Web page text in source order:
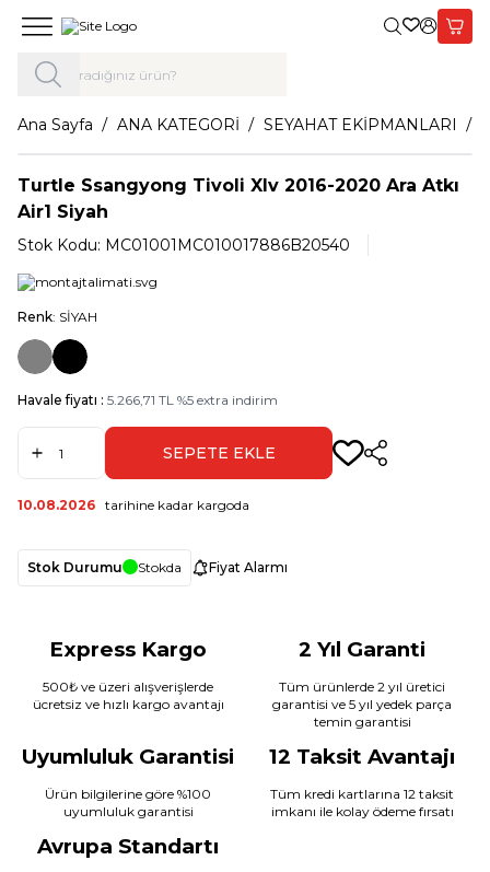
Giriş Yap,
Ana Sayfa ANA KATEGORİ SEYAHAT EKİPMANLARI
Turtle Ssangyong Tivoli Xlv 2016-2020 Ara Atkı
Air1 Siyah
Stok Kodu: MC01001MC010017886B20540
Renk: SİYAH
Havale fiyatı : 5.266,71 TL %5 extra indirim
SEPETE EKLE Paylaş
10.08.2026 tarihine kadar kargoda
Stok Durumu Stokda Fiyat Alarmı
Express Kargo
500₺ ve üzeri alışverişlerde
ücretsiz ve hızlı kargo avantajı
2 Yıl Garanti
Tüm ürünlerde 2 yıl üretici
garantisi ve 5 yıl yedek parça
temin garantisi
Uyumluluk Garantisi
Ürün bilgilerine göre %100
uyumluluk garantisi
12 Taksit Avantajı
Tüm kredi kartlarına 12 taksit
imkanı ile kolay ödeme fırsatı
Avrupa Standartı